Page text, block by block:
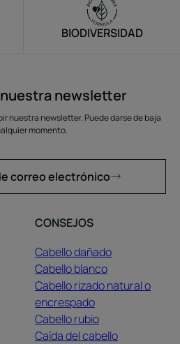
BIODIVERSIDAD
newsletter
nuestra newsletter. Puede darse de baja
momento.
correo electrónico
CONSEJOS
Cabello dañado
Cabello blanco
Cabello rizado natural o
encrespado
Cabello rubio
Caída del cabello